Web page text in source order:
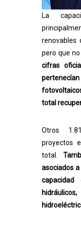
La
renovables
pero que
cifras
total
Otros
proyectos
total.
asociados
capacidad